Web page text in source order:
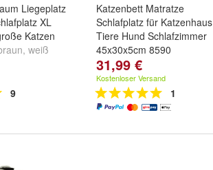
Liegeplatz
XL
Katzen
, weiß
9
Katzenbett Matratze
Schlafplatz für Katzenhaus
Tiere Hund Schlafzimmer
45x30x5cm 8590
31,99 €
Kostenloser Versand
1